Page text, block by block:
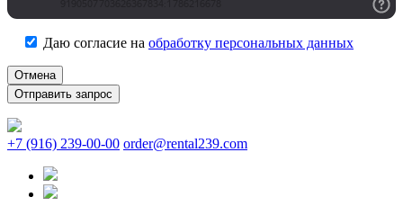
Даю согласие на обработку персональных данных
Отмена
+7 (916) 239-00-00 order@rental239.com